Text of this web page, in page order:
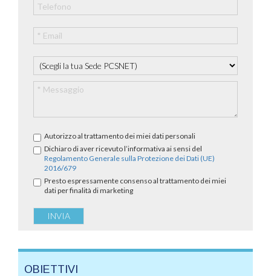
Autorizzo al trattamento dei miei dati personali
Dichiaro di aver ricevuto l’informativa ai sensi del
Regolamento Generale sulla Protezione dei Dati (UE)
2016/679
Presto espressamente consenso al trattamento dei miei
dati per finalità di marketing
OBIETTIVI